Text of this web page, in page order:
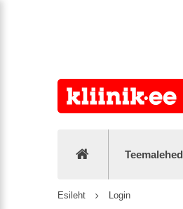
Teemalehed
Esileht Login